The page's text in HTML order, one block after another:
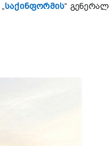
საქინფორმის“